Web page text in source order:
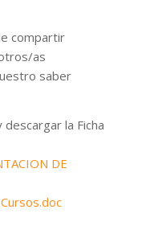
compartir
as
saber
la Ficha
DE